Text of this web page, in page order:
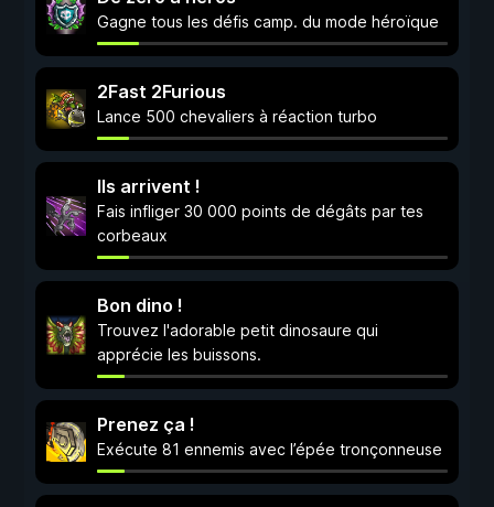
Gagne tous les défis camp. du mode héroïque
2Fast 2Furious
Lance 500 chevaliers à réaction turbo
Ils arrivent !
Fais infliger 30 000 points de dégâts par tes
corbeaux
Bon dino !
Trouvez l'adorable petit dinosaure qui
apprécie les buissons.
Prenez ça !
Exécute 81 ennemis avec l’épée tronçonneuse